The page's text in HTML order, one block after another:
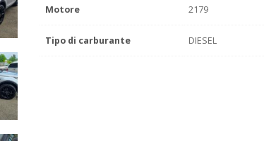
Motore 2179
Tipo di carburante DIESEL